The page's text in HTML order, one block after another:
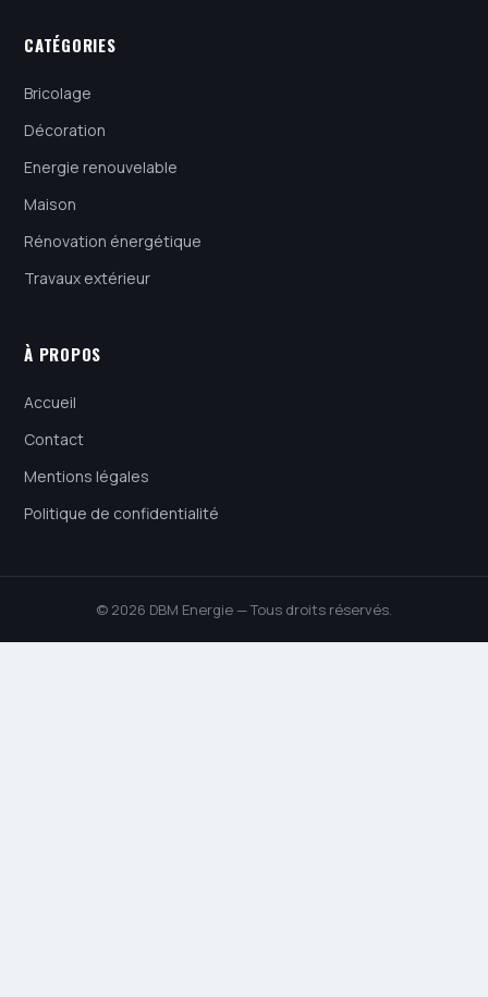
CATÉGORIES
Bricolage
Décoration
Energie renouvelable
Maison
Rénovation énergétique
Travaux extérieur
À PROPOS
Accueil
Contact
Mentions légales
Politique de confidentialité
© 2026 DBM Energie — Tous droits réservés.